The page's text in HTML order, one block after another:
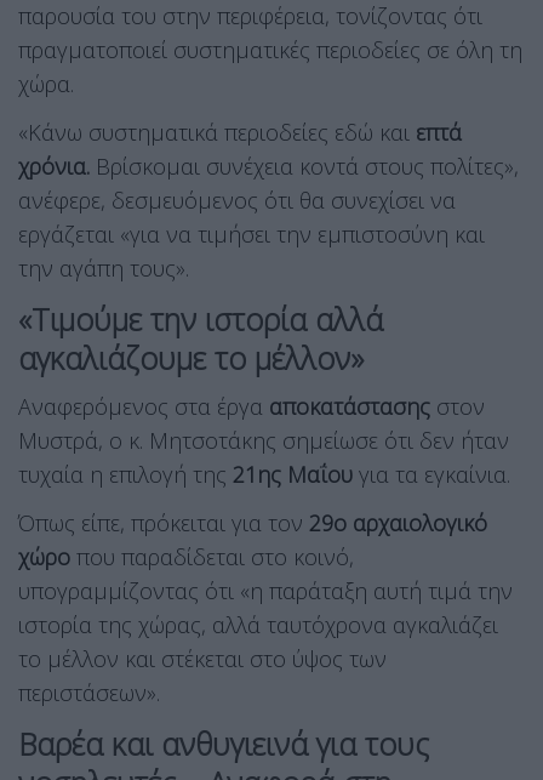
παρουσία του στην περιφέρεια, τονίζοντας ότι
πραγματοποιεί συστηματικές περιοδείες σε όλη τη
χώρα.
«Κάνω συστηματικά περιοδείες εδώ και επτά
χρόνια. Βρίσκομαι συνέχεια κοντά στους πολίτες»,
ανέφερε, δεσμευόμενος ότι θα συνεχίσει να
εργάζεται «για να τιμήσει την εμπιστοσύνη και
την αγάπη τους».
«Τιμούμε την ιστορία αλλά
αγκαλιάζουμε το μέλλον»
Αναφερόμενος στα έργα αποκατάστασης στον
Μυστρά, ο κ. Μητσοτάκης σημείωσε ότι δεν ήταν
τυχαία η επιλογή της 21ης Μαΐου για τα εγκαίνια.
Όπως είπε, πρόκειται για τον 29ο αρχαιολογικό
χώρο που παραδίδεται στο κοινό,
υπογραμμίζοντας ότι «η παράταξη αυτή τιμά την
ιστορία της χώρας, αλλά ταυτόχρονα αγκαλιάζει
το μέλλον και στέκεται στο ύψος των
περιστάσεων».
Βαρέα και ανθυγιεινά για τους